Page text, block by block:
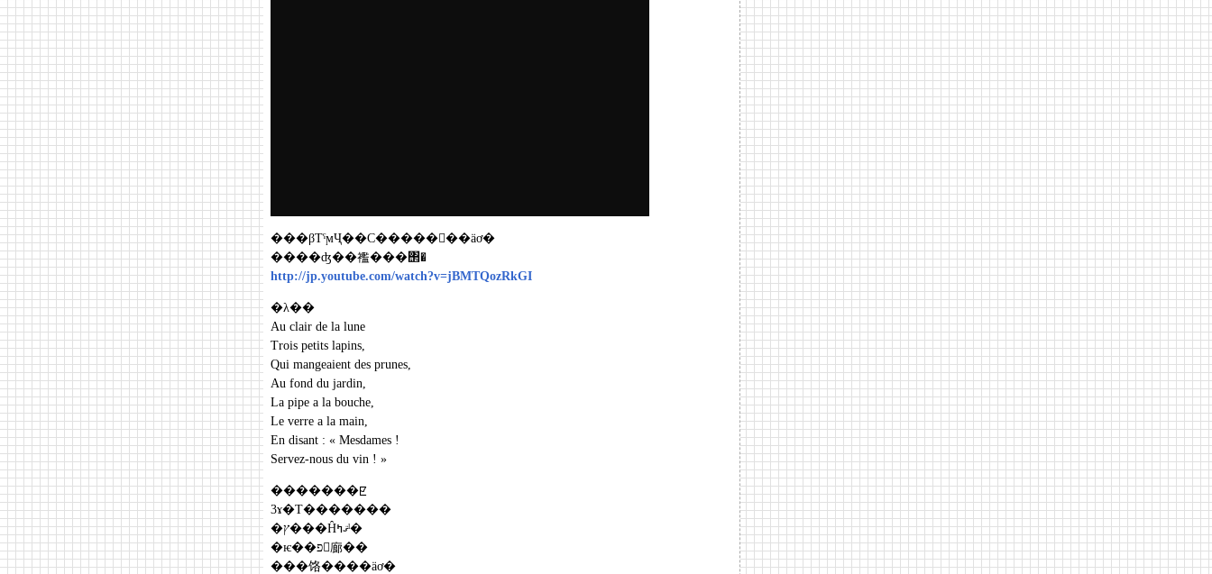
���βΤˤϻҶ��С�����󤬤��äơ�
����ʤ��襤���΢�
http://jp.youtube.com/watch?v=jBMTQozRkGI
�λ��
Au clair de la lune
Trois petits lapins,
Qui mangeaient des prunes,
Au fond du jardin,
La pipe a la bouche,
Le verre a la main,
En disant : « Mesdames !
Servez-nous du vin ! »
�������ꡢ
3ɤ�Τ�������
�ץ���Ĥޤߤˡ�
�ѥ��פ򤯤廊��
���饹����äơ�